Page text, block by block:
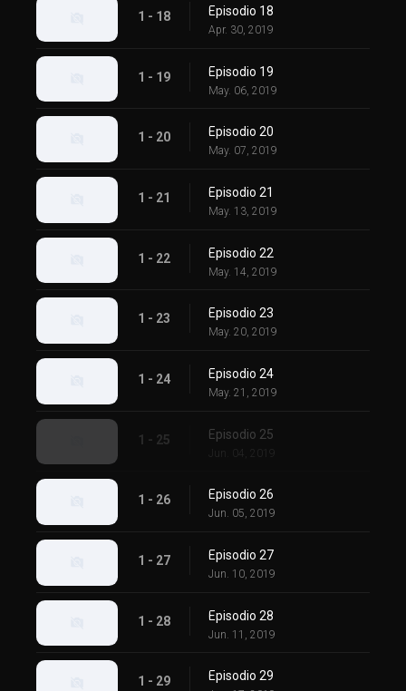
1 - 18 Episodio 18
Apr. 30, 2019
1 - 19 Episodio 19
May. 06, 2019
1 - 20 Episodio 20
May. 07, 2019
1 - 21 Episodio 21
May. 13, 2019
1 - 22 Episodio 22
May. 14, 2019
1 - 23 Episodio 23
May. 20, 2019
1 - 24 Episodio 24
May. 21, 2019
1 - 25 Episodio 25
Jun. 04, 2019
1 - 26 Episodio 26
Jun. 05, 2019
1 - 27 Episodio 27
Jun. 10, 2019
1 - 28 Episodio 28
Jun. 11, 2019
1 - 29 Episodio 29